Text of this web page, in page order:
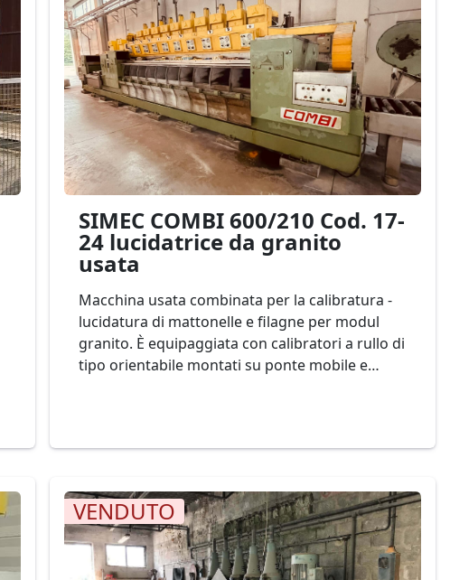
SIMEC COMBI 600/210 Cod. 17-
24 lucidatrice da granito
usata
Macchina usata combinata per la calibratura -
lucidatura di mattonelle e filagne per modul
granito. È equipaggiata con calibratori a rullo di
tipo orientabile montati su ponte mobile e
consumo degli stessi ed una maggiore capacità
calibratore a rulli + 10 teste lucidanti Mod.
SIMEC COMBI 600/210 Cod. 17-24
VENDUTO